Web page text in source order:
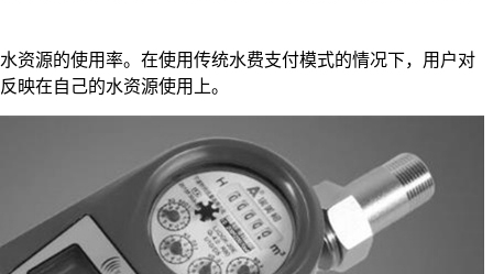
源的使用率。在使用传统水费支付模式的情况下，用户对
映在自己的水资源使用上。